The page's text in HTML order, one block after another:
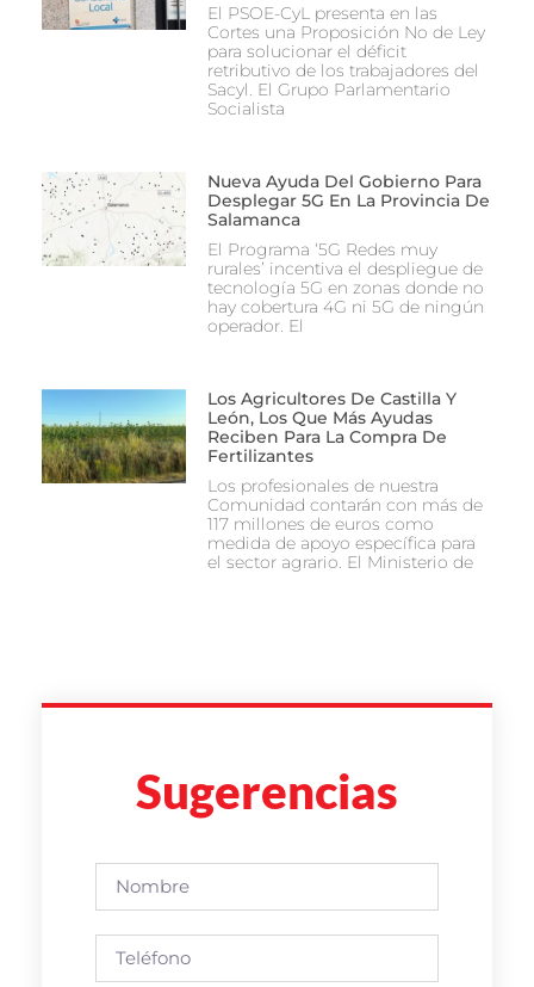
El PSOE-CyL presenta en las
Cortes una Proposición No de Ley
para solucionar el déficit
retributivo de los trabajadores del
Sacyl. El Grupo Parlamentario
Socialista
Nueva Ayuda Del Gobierno Para
Desplegar 5G En La Provincia De
Salamanca
El Programa ‘5G Redes muy
rurales’ incentiva el despliegue de
tecnología 5G en zonas donde no
hay cobertura 4G ni 5G de ningún
operador. El
Los Agricultores De Castilla Y
León, Los Que Más Ayudas
Reciben Para La Compra De
Fertilizantes
Los profesionales de nuestra
Comunidad contarán con más de
117 millones de euros como
medida de apoyo específica para
el sector agrario. El Ministerio de
Sugerencias